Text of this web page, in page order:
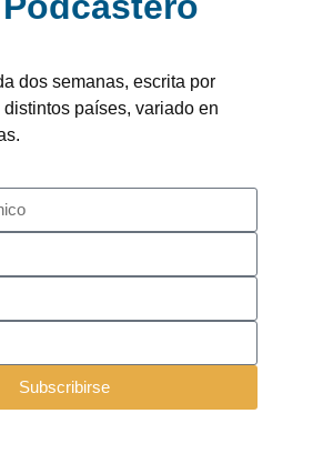
dos semanas, escrita por
países, variado en
Subscribirse